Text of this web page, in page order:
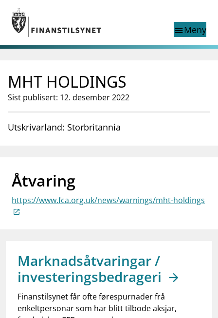
Gå til hovedinnhold
Gå til søkesiden
menuMeny
nettstedet
English
English
English home page
Tilsyn
Finanstilsynets registre
businessOm Finanstilsynet
mail_outlineKontakt oss
notifications_noneAbonner på nyhetsvarsel
MHT HOLDINGS
Sist publisert: 12. desember 2022
Utskrivarland: Storbritannia
Åtvaring
https://www.fca.org.uk/news/warnings/mht-holdings
Marknadsåtvaringar /
investeringsbedrageri
Finanstilsynet får ofte førespurnader frå
enkeltpersonar som har blitt tilbode aksjar,